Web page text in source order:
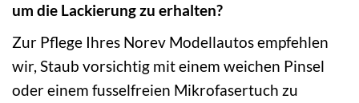
um die Lackierung zu erhalten?
Zur Pflege Ihres Norev Modellautos empfehlen
wir, Staub vorsichtig mit einem weichen Pinsel
oder einem fusselfreien Mikrofasertuch zu